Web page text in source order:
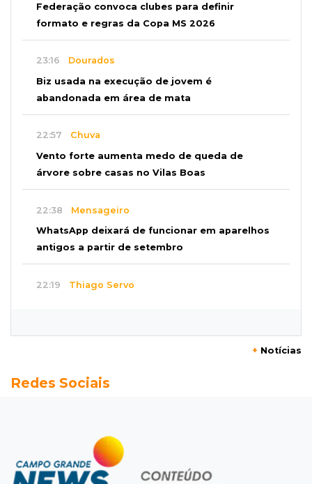
Federação convoca clubes para definir
formato e regras da Copa MS 2026
23:16 Dourados
Biz usada na execução de jovem é
abandonada em área de mata
22:57 Chuva
Vento forte aumenta medo de queda de
árvore sobre casas no Vilas Boas
22:38 Mensageiro
WhatsApp deixará de funcionar em aparelhos
antigos a partir de setembro
22:19 Thiago Servo
Semana vai começar com 909 novas
Flagrante
Motorista atinge carro parado, perde
retrovisor e foge no Jardim Antártica
+ Notícias
Redes Sociais